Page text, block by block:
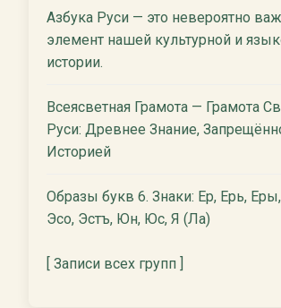
Азбука Руси — это невероятно
элемент нашей культурной и
истории.
Всеясветная Грамота — Грамота
Руси: Древнее Знание,
Историей
Образы букв 6. Знаки: Ер, Ерь,
Эсо, Эстъ, Юн, Юс, Я (Ла)
[ Записи всех групп ]